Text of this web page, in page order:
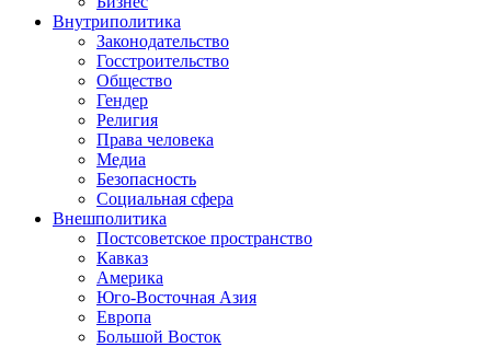
Внутриполитика
Законодательство
Госстроительство
Общество
Гендер
Религия
Права человека
Медиа
Безопасность
Социальная сфера
Внешполитика
Постсоветское пространство
Кавказ
Америка
Юго-Восточная Азия
Европа
Большой Восток